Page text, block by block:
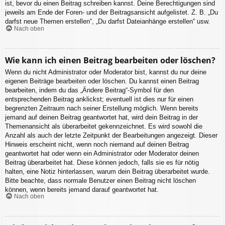
ist, bevor du einen Beitrag schreiben kannst. Deine Berechtigungen sind
jeweils am Ende der Foren- und der Beitragsansicht aufgelistet. Z. B. „Du
darfst neue Themen erstellen“, „Du darfst Dateianhänge erstellen“ usw.
Nach oben
Wie kann ich einen Beitrag bearbeiten oder löschen?
Wenn du nicht Administrator oder Moderator bist, kannst du nur deine
eigenen Beiträge bearbeiten oder löschen. Du kannst einen Beitrag
bearbeiten, indem du das „Ändere Beitrag“-Symbol für den
entsprechenden Beitrag anklickst; eventuell ist dies nur für einen
begrenzten Zeitraum nach seiner Erstellung möglich. Wenn bereits
jemand auf deinen Beitrag geantwortet hat, wird dein Beitrag in der
Themenansicht als überarbeitet gekennzeichnet. Es wird sowohl die
Anzahl als auch der letzte Zeitpunkt der Bearbeitungen angezeigt. Dieser
Hinweis erscheint nicht, wenn noch niemand auf deinen Beitrag
geantwortet hat oder wenn ein Administrator oder Moderator deinen
Beitrag überarbeitet hat. Diese können jedoch, falls sie es für nötig
halten, eine Notiz hinterlassen, warum dein Beitrag überarbeitet wurde.
Bitte beachte, dass normale Benutzer einen Beitrag nicht löschen
können, wenn bereits jemand darauf geantwortet hat.
Nach oben